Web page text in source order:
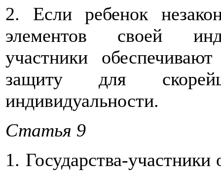
2. Если ребенок
элементов своей
участники
защиту для
индивидуальности.
Статья 9
1. Государства-